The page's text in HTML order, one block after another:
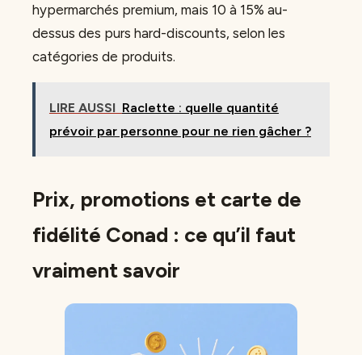
hypermarchés premium, mais 10 à 15% au-
dessus des purs hard-discounts, selon les
catégories de produits.
LIRE AUSSI Raclette : quelle quantité
prévoir par personne pour ne rien gâcher ?
Prix, promotions et carte de
fidélité Conad : ce qu’il faut
vraiment savoir